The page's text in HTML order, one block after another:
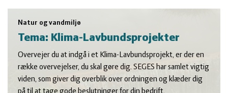
Natur og vandmiljø
Tema: Klima-Lavbundsprojekter
Overvejer du at indgå i et Klima-Lavbundsprojekt, er der en
række overvejelser, du skal gøre dig. SEGES har samlet vigtig
viden, som giver dig overblik over ordningen og klæder dig